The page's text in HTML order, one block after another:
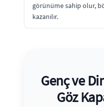
görünüme sahip olur,
kazanılır.
Genç ve
Göz